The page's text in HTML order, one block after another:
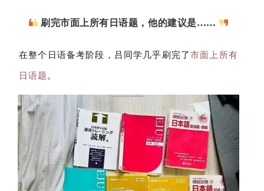
刷完市面上所有日语题，他的建议是……
在整个日语备考阶段，吕同学几乎刷完了市面上所有
日语题 。